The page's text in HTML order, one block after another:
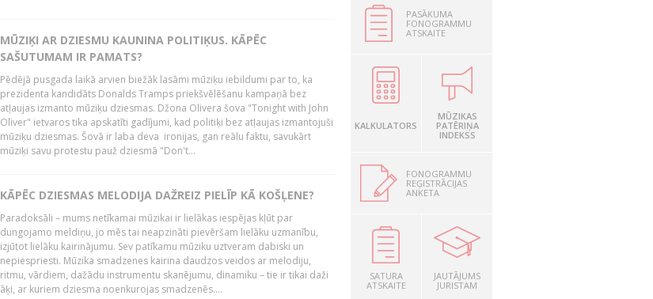
MŪZIĶI AR DZIESMU KAUNINA POLITIĶUS. KĀPĒC
SAŠUTUMAM IR PAMATS?
Pēdējā pusgada laikā arvien biežāk lasāmi mūziķu iebildumi par to, ka
prezidenta kandidāts Donalds Tramps priekšvēlēšanu kampaņā bez
atļaujas izmanto mūziķu dziesmas. Džona Olivera šova "Tonight with John
Oliver" ietvaros tika apskatīti gadījumi, kad politiķi bez atļaujas izmantojuši
mūziķu dziesmas. Šovā ir laba deva ironijas, gan reālu faktu, savukārt
mūziķi savu protestu pauž dziesmā "Don't...
KĀPĒC DZIESMAS MELODIJA DAŽREIZ PIELĪP KĀ KOŠĻENE?
Paradoksāli – mums netīkamai mūzikai ir lielākas iespējas kļūt par
dungojamo meldiņu, jo mēs tai neapzināti pievēršam lielāku uzmanību,
izjūtot lielāku kairinājumu. Sev patīkamu mūziku uztveram dabiski un
nepiespriesti. Mūzika smadzenes kairina daudzos veidos ar melodiju,
ritmu, vārdiem, dažādu instrumentu skanējumu, dinamiku – tie ir tikai daži
āķi, ar kuriem dziesma noenkurojas smadzenēs....
PASĀKUMA
FONOGRAMMU
ATSKAITE
KALKULATORS
MŪZIKAS
PATĒRIŅA
INDEKSS
FONOGRAMMU
REĢISTRĀCIJAS
ANKETA
SATURA
ATSKAITE
JAUTĀJUMS
JURISTAM